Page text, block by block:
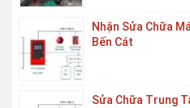
Nhận Sửa Chữa
Bến Cát
Sửa Chữa Trung